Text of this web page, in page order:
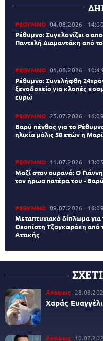
ΡΕΘΥΜΝΟ 04.08.2026 14:00
Ρέθυμνο: Συγκλονίζει ο
Παντελή Διαμαντάκη από
ΡΕΘΥΜΝΟ 01.08.2026
Ρέθυμνο: Συνελήφθη
ξενοδοχείο για κλοπές
ευρώ
ΡΕΘΥΜΝΟ 25.07.2026 16:09
Βαρύ πένθος για το
ηλικία μόλις 58 ετών η
ΡΕΘΥΜΝΟ 11.07.2026 13:05
Μαζί στον ουρανό: Ο
τον ήρωα πατέρα του -
ΡΕΘΥΜΝΟ 09.07.2026 16:09
Μεταπτυχιακό δίπλωμα για
Θεοπίστη Τζαγκαράκη από
Αττικής
Απόψεις
Χαράς
Απόψεις